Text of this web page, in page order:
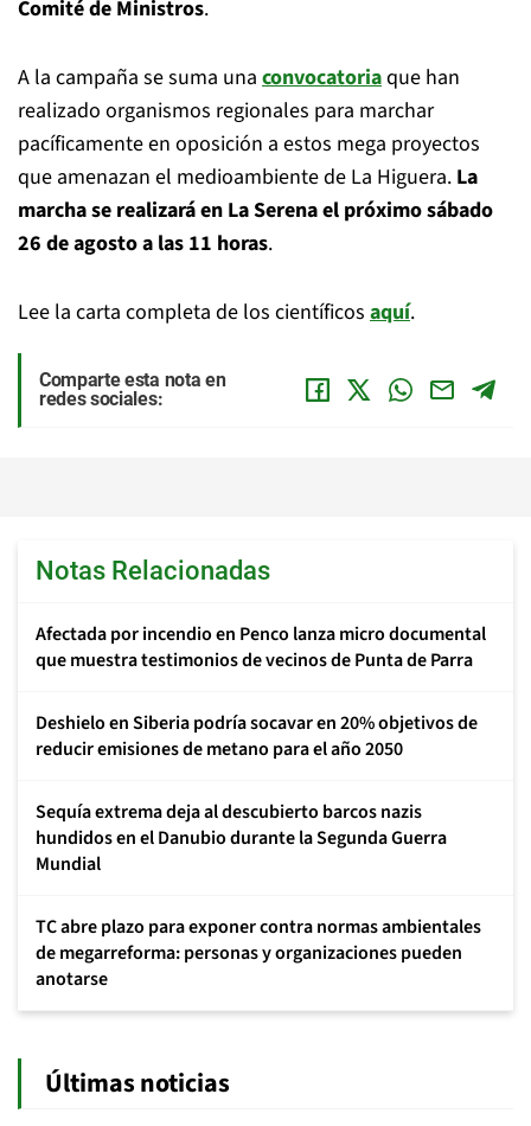
Comité de Ministros.
A la campaña se suma una convocatoriaque han
realizado organismos regionales para marchar
pacíficamente en oposición a estos mega proyectos
que amenazan el medioambiente de La Higuera. La
marcha se realizará en La Serena el próximo sábado
26 de agosto a las 11 horas.
Lee la carta completa de los científicos aquí.
Comparte esta nota en
redes sociales:
Notas Relacionadas
Afectada por incendio en Penco lanza micro documental
que muestra testimonios de vecinos de Punta de Parra
Deshielo en Siberia podría socavar en 20% objetivos de
reducir emisiones de metano para el año 2050
Sequía extrema deja al descubierto barcos nazis
hundidos en el Danubio durante la Segunda Guerra
Mundial
TC abre plazo para exponer contra normas ambientales
de megarreforma: personas y organizaciones pueden
anotarse
Últimas noticias